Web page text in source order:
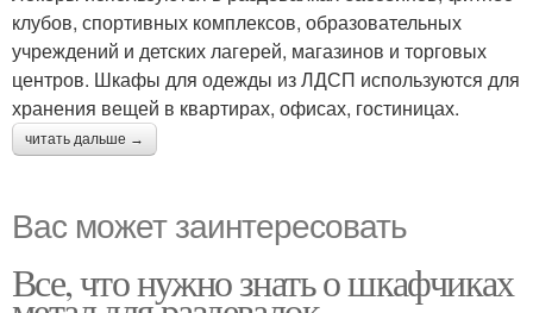
клубов, спортивных комплексов, образовательных
учреждений и детских лагерей, магазинов и торговых
центров. Шкафы для одежды из ЛДСП используются для
хранения вещей в квартирах, офисах, гостиницах.
читать дальше →
Вас может заинтересовать
Все, что нужно знать о шкафчиках